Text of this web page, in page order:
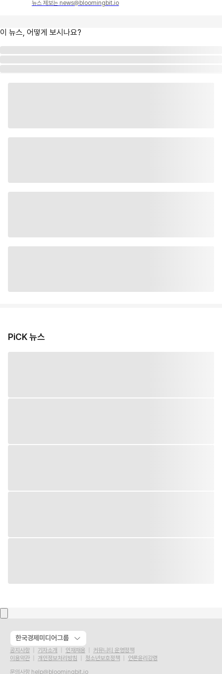
뉴스 제보는 news@bloomingbit.io
이 뉴스, 어떻게 보시나요?
PiCK 뉴스
한국경제미디어그룹
공지사항 기자소개 인재채용
커뮤니티 운영정책
이용약관
개인정보처리방침 청소년보호정책
언론윤리강령
문의사항 help@bloomingbit.io